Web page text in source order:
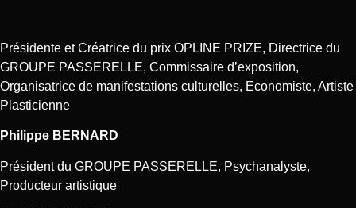
Présidente et Créatrice du prix OPLINE PRIZE, Directrice du
GROUPE PASSERELLE, Commissaire d’exposition,
Organisatrice de manifestations culturelles, Economiste, Artiste
Plasticienne
Philippe BERNARD
Président du GROUPE PASSERELLE, Psychanalyste,
Producteur artistique